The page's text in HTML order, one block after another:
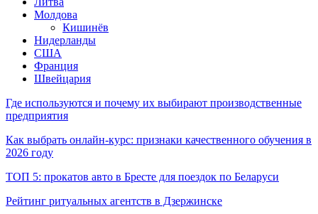
Молдова
Кишинёв
Нидерланды
США
Франция
Швейцария
Где используются и почему их выбирают производственные
предприятия
Как выбрать онлайн-курс: признаки качественного обучения в
2026 году
ТОП 5: прокатов авто в Бресте для поездок по Беларуси
Рейтинг ритуальных агентств в Дзержинске